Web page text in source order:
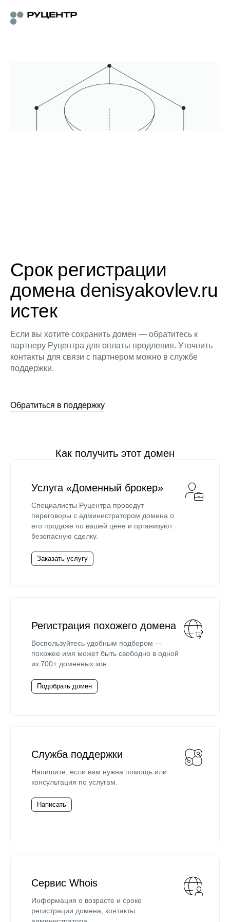
Срок регистрации
домена denisyakovlev.ru
истек
Если вы хотите сохранить домен — обратитесь к
партнеру Руцентра для оплаты продления. Уточнить
контакты для связи с партнером можно в службе
поддержки.
Обратиться в поддержку
Как получить этот домен
Услуга «Доменный брокер»
Специалисты Руцентра проведут
переговоры с администратором домена о
его продаже по вашей цене и организуют
безопасную сделку.
Заказать услугу
Регистрация похожего домена
Воспользуйтесь удобным подбором —
похожее имя может быть свободно в одной
из 700+ доменных зон.
Подобрать домен
Служба поддержки
Напишите, если вам нужна помощь или
консультация по услугам.
Написать
Сервис Whois
Информация о возрасте и сроке
регистрации домена, контакты